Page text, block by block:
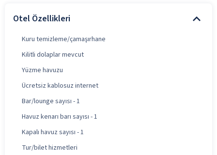
Otel Özellikleri
Kuru temizleme/çamaşırhane
Kilitli dolaplar mevcut
Yüzme havuzu
Ücretsiz kablosuz internet
Bar/lounge sayısı - 1
Havuz kenarı barı sayısı - 1
Kapalı havuz sayısı - 1
Tur/bilet hizmetleri